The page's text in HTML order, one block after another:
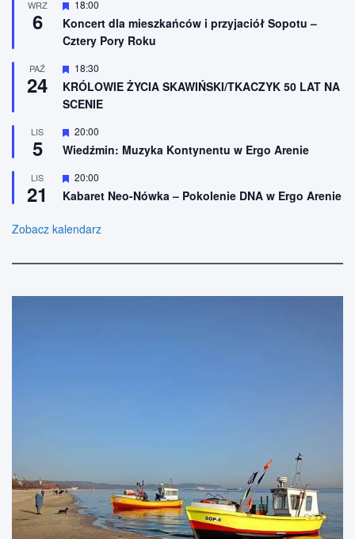
n
e
ż
n
o
e
WRZ
6
W
r
ó
n
i
o
n
18:00
Koncert dla mieszkańców i przyjaciół Sopotu –
Cztery Pory Roku
PAŹ
24
W
y
r
ó
n
i
o
e
18:30
KRÓLOWIE ŻYCIA SKAWIŃSKI/TKACZYK 50 LAT NA
SCENIE
LIS
5
W
y
r
ż
n
n
20:00
Wiedźmin: Muzyka Kontynentu w Ergo Arenie
LIS
21
W
y
r
ż
o
20:00
Kabaret Neo-Nówka – Pokolenie DNA w Ergo Arenie
Zobacz kalendarz